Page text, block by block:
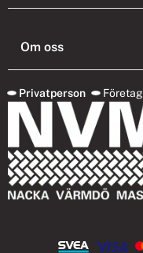
Om oss
Privatperson Företag